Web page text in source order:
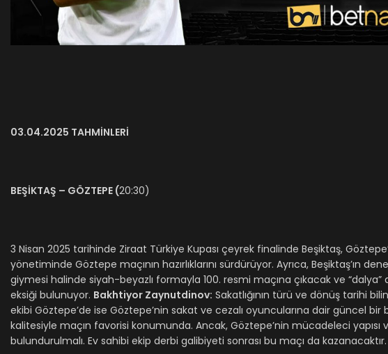
03.04.2025 TAHMİNLERİ
BEŞİKTAŞ – GÖZTEPE (20:30)
​​​3 Nisan 2025 tarihinde Ziraat Türkiye Kupası çeyrek finalinde Beşiktaş,
yönetiminde Göztepe maçının hazırlıklarını sürdürüyor. ​Ayrıca, Beşiktaş’ın
giymesi halinde siyah-beyazlı formayla 100. resmi maçına çıkacak ve “dalya”
eksiği bulunuyor. Bakhtiyor Zaynutdinov: Sakatlığının türü ve dönüş tarihi
ekibi Göztepe’de ise Göztepe’nin sakat ve cezalı oyuncularına dair güncel
kalitesiyle maçın favorisi konumunda. Ancak, Göztepe’nin mücadeleci
bulundurulmalı. Ev sahibi ekip derbi galibiyeti sonrası bu maçı da kazanacaktır.